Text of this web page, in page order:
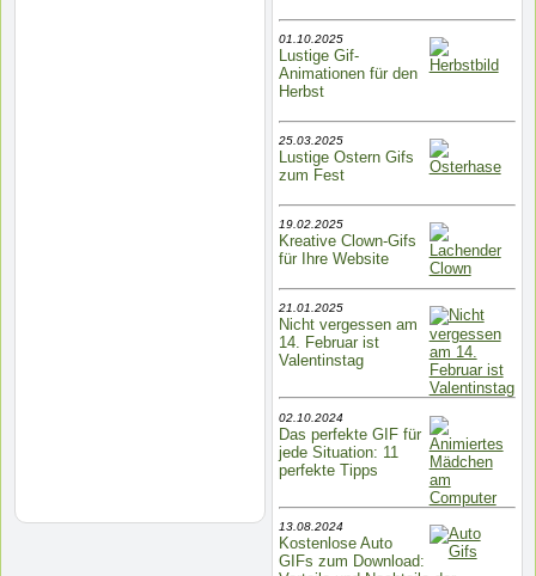
01.10.2025
Lustige Gif-
Animationen für den
Herbst
25.03.2025
Lustige Ostern Gifs
zum Fest
19.02.2025
Kreative Clown-Gifs
für Ihre Website
21.01.2025
Nicht vergessen am
14. Februar ist
Valentinstag
02.10.2024
Das perfekte GIF für
jede Situation: 11
perfekte Tipps
13.08.2024
Kostenlose Auto
GIFs zum Download: